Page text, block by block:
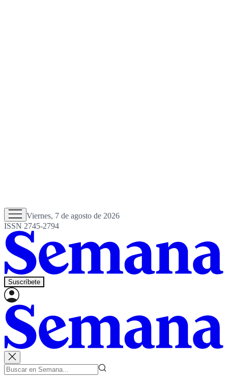
Viernes, 7 de agosto de 2026
ISSN 2745-2794
Suscríbete